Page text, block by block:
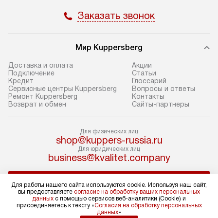
доставки доставит упакованный
прибор до подъезда. Если
требуется перенос прибора
до двери квартиры или до места
согласуйте это с менеджером.
За данную услугу взимается
дополнительная плата. Обратите
внимание на размеры прибора: если
они не позволяют пронести его
через дверной проем,
то сотрудники транспортной
службы не смогут демонтировать
дверцы, ручки или другие
выступающие элементы, так как это
может повлечь отказ в проведении
гарантийного ремонта в будущем.
Перед заказом удостоверьтесь, что
при
отдельных
по уровню, а
к
После этого
консультация
не входят:
коммуникаций,
материалы,
и
Заказать звонок
Мир Kuppersberg
Доставка и оплата
Подключение
Кредит
Сервисные центры Kuppersberg
Ремонт Kuppersberg
Возврат и обмен
Акции
Cтатьи
Глоссарий
Вопросы и ответы
Контакты
Сайты-партнеры
Для физических лиц
shop@kuppers-russia.ru
Для юридических лиц
business@kvalitet.company
Политика конфиденциальности
Условия продажи
Для работы нашего сайта используются cookie. Используя наш сайт,
вы предоставляете согласие на обработку ваших персональных
данных с помощью сервисов веб-аналитики (Cookie) и
присоединяетесь к тексту «Согласия на обработку персональных
данных»